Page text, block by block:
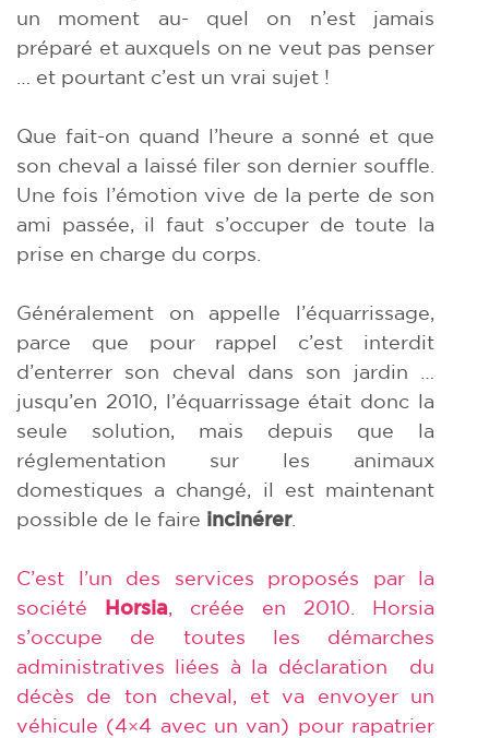
un moment au- quel on n’est jamais
préparé et auxquels on ne veut pas penser
… et pourtant c’est un vrai sujet !
Que fait-on quand l’heure a sonné et que
son cheval a laissé filer son dernier souffle.
Une fois l’émotion vive de la perte de son
ami passée, il faut s’occuper de toute la
prise en charge du corps.
Généralement on appelle l’équarrissage,
parce que pour rappel c’est interdit
d’enterrer son cheval dans son jardin …
jusqu’en 2010, l’équarrissage était donc la
seule solution, mais depuis que la
réglementation sur les animaux
domestiques a changé, il est maintenant
possible de le faire incinérer.
C’est l’un des services proposés par la
société Horsia , créée en 2010. Horsia
s’occupe de toutes les démarches
administratives liées à la déclaration du
décès de ton cheval, et va envoyer un
véhicule (4×4 avec un van) pour rapatrier